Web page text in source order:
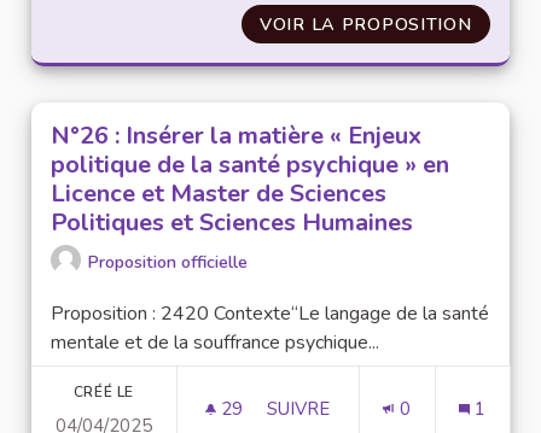
VOIR LA PROPOSITION N°27
N°26 : Insérer la matière « Enjeux
politique de la santé psychique » en
Licence et Master de Sciences
Politiques et Sciences Humaines
Proposition officielle
Proposition : 2420 Contexte“Le langage de la santé
mentale et de la souffrance psychique...
CRÉÉ LE
04/04/2025
29 29 ABONNÉS
SUIVRE 0 1